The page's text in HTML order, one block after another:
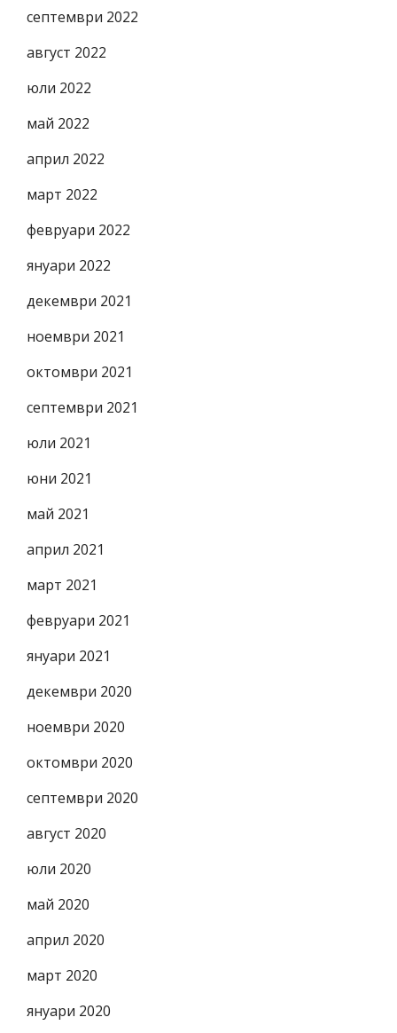
септември 2022
август 2022
юли 2022
май 2022
април 2022
март 2022
февруари 2022
януари 2022
декември 2021
ноември 2021
октомври 2021
септември 2021
юли 2021
юни 2021
май 2021
април 2021
март 2021
февруари 2021
януари 2021
декември 2020
ноември 2020
октомври 2020
септември 2020
август 2020
юли 2020
май 2020
април 2020
март 2020
януари 2020